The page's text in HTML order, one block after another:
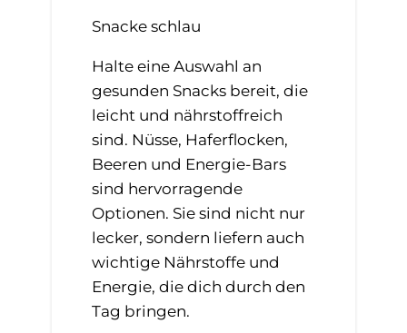
Snacke schlau
Halte eine Auswahl an
gesunden Snacks bereit, die
leicht und nährstoffreich
sind. Nüsse, Haferflocken,
Beeren und Energie-Bars
sind hervorragende
Optionen. Sie sind nicht nur
lecker, sondern liefern auch
wichtige Nährstoffe und
Energie, die dich durch den
Tag bringen.